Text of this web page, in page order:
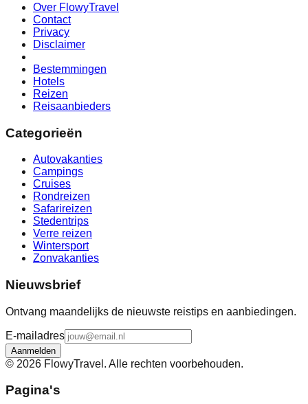
Over FlowyTravel
Contact
Privacy
Disclaimer
Bestemmingen
Hotels
Reizen
Reisaanbieders
Categorieën
Autovakanties
Campings
Cruises
Rondreizen
Safarireizen
Stedentrips
Verre reizen
Wintersport
Zonvakanties
Nieuwsbrief
Ontvang maandelijks de nieuwste reistips en aanbiedingen.
E-mailadres
Aanmelden
© 2026 FlowyTravel. Alle rechten voorbehouden.
Pagina's